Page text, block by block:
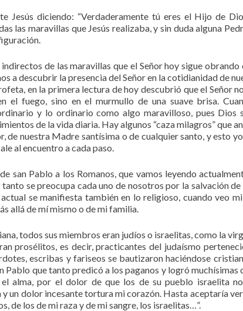
Jesús diciendo: “Verdaderamente tú eres el Hijo de
las maravillas que Jesús realizaba, y sin duda alguna
de las maravillas que el Señor hoy sigue obrando
a descubrir la presencia del Señor en la cotidianidad de
en la primera lectura de hoy descubrió que el Señor
el fuego, sino en el murmullo de una suave brisa.
y lo ordinario como algo maravilloso, pues Dios
de la vida diaria. Hay algunos “caza milagros” que
de nuestra Madre santísima o de cualquier santo, y esto
al encuentro a cada paso.
san Pablo a los Romanos, que vamos leyendo
se preocupa cada uno de nosotros por la salvación de
se manifiesta también en lo religioso, cuando veo
allá de mí mismo o de mi familia.
todos sus miembros eran judíos o israelitas, como la
prosélitos, es decir, practicantes del judaísmo
escribas y fariseos se bautizaron haciéndose
Pablo que tanto predicó a los paganos y logró muchísimas
alma, por el dolor de que los de su pueblo israelita
un dolor incesante tortura mi corazón. Hasta aceptaría
de los de mi raza y de mi sangre, los israelitas…”.